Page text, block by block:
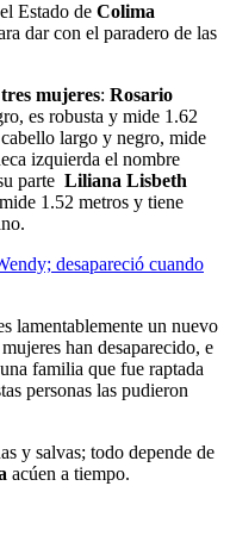
Estado de Colima
dar con el paradero de las
tres mujeres: Rosario
es robusta y mide 1.62
largo y negro, mide
izquierda el nombre
parte Liliana Lisbeth
1.52 metros y tiene
desapareció cuando
lamentablemente un nuevo
han desaparecido, e
familia que fue raptada
personas las pudieron
y salvas; todo depende de
acúen a tiempo.